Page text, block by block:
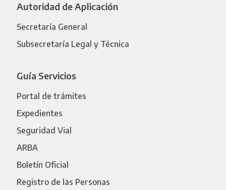
Autoridad de Aplicación
Secretaría General
Subsecretaría Legal y Técnica
Guía Servicios
Portal de trámites
Expedientes
Seguridad Vial
ARBA
Boletín Oficial
Registro de las Personas